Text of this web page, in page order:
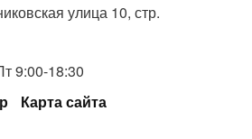
улица 10, стр.
9:00-18:30
Карта сайта